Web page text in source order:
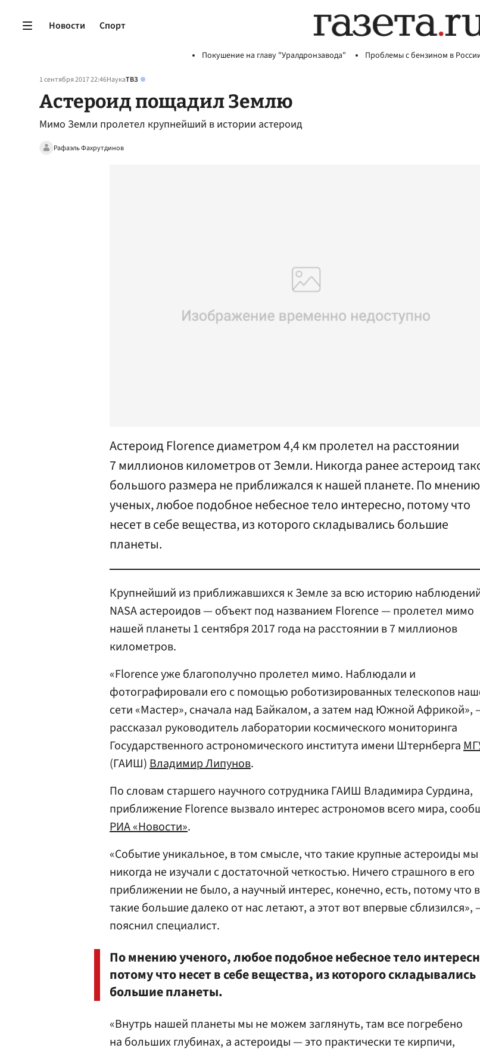
Новости Спорт
Покушение на главу "Уралдронзавода" Проблемы с бензином в
1 сентября 2017 22:46НаукаТВЗ
Астероид пощадил Землю
Мимо Земли пролетел крупнейший в истории астероид
Рафаэль Фахрутдинов
Астероид Florence диаметром 4,4 км пролетел на расстоянии
7 миллионов километров от Земли. Никогда ранее астероид
большого размера не приближался к нашей планете. По мнению
ученых, любое подобное небесное тело интересно, потому что
несет в себе вещества, из которого складывались большие
планеты.
Крупнейший из приближавшихся к Земле за всю историю
NASA астероидов — объект под названием Florence — пролетел мимо
нашей планеты 1 сентября 2017 года на расстоянии в 7 миллионов
километров.
«Florence уже благополучно пролетел мимо. Наблюдали и
фотографировали его с помощью роботизированных телескопов
сети «Мастер», сначала над Байкалом, а затем над Южной Африкой»,
рассказал руководитель лаборатории космического мониторинга
Государственного астрономического института имени Штернберга
(ГАИШ)Владимир Липунов.
По словам старшего научного сотрудника ГАИШ Владимира Сурдина,
приближение Florence вызвало интерес астрономов всего мира,
РИА «Новости».
«Событие уникальное, в том смысле, что такие крупные астероиды
никогда не изучали с достаточной четкостью. Ничего страшного в его
приближении не было, а научный интерес, конечно, есть, потому что
такие большие далеко от нас летают, а этот вот впервые сблизился»,
пояснил специалист.
По мнению ученого, любое подобное небесное тело
потому что несет в себе вещества, из которого складывались
большие планеты.
«Внутрь нашей планеты мы не можем заглянуть, там все погребено
на больших глубинах, а астероиды — это практически те кирпичи,